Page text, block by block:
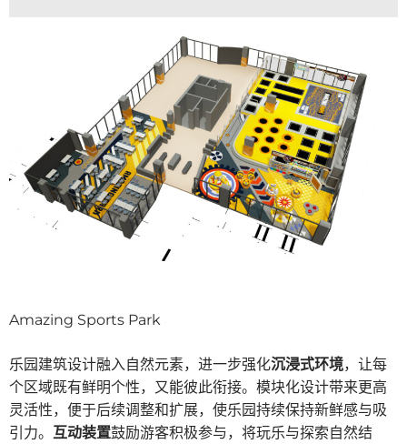
Amazing Sports Park
乐园建筑设计融入自然元素，进一步强化沉浸式环境，让每
个区域既有鲜明个性，又能彼此衔接。模块化设计带来更高
灵活性，便于后续调整和扩展，使乐园持续保持新鲜感与吸
引力。 互动装置鼓励游客积极参与，将玩乐与探索自然结